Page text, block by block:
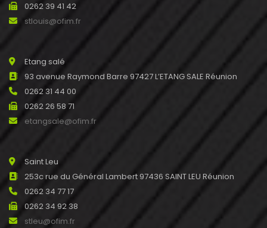
0262 39 41 42
stlouis@ofim.fr
Etang salé
93 avenue Raymond Barre 97427 L’ETANG SALE Réunion
0262 31 44 00
0262 26 58 71
etangsale@ofim.fr
Saint Leu
253c rue du Général Lambert 97436 SAINT LEU Réunion
0262 34 77 17
0262 34 92 38
stleu@ofim.fr